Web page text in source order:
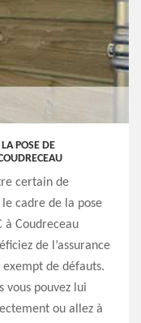
POSE DE
certain de
cadre de la pose
à Coudreceau
de l’assurance
de défauts.
vous pouvez lui
ou allez à